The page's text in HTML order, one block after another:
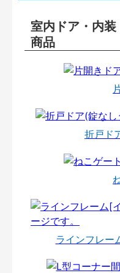
室内ドア・内
商品
折戸ド
ラインフレー